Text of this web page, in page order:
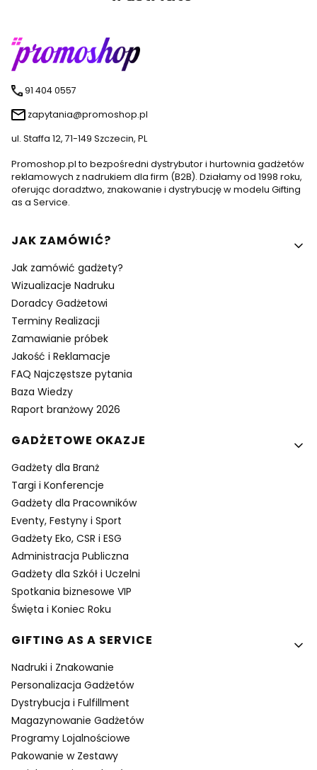
91 404 0557
zapytania@promoshop.pl
ul. Staffa 12, 71-149 Szczecin, PL
Promoshop.pl to bezpośredni dystrybutor i hurtownia gadżetów
reklamowych z nadrukiem dla firm (B2B). Działamy od 1998 roku,
oferując doradztwo, znakowanie i dystrybucję w modelu Gifting
as a Service.
Linki w stopce
JAK ZAMÓWIĆ?
Jak zamówić gadżety?
Wizualizacje Nadruku
Doradcy Gadżetowi
Terminy Realizacji
Zamawianie próbek
Jakość i Reklamacje
FAQ Najczęstsze pytania
Baza Wiedzy
Raport branżowy 2026
GADŻETOWE OKAZJE
Gadżety dla Branż
Targi i Konferencje
Gadżety dla Pracowników
Eventy, Festyny i Sport
Gadżety Eko, CSR i ESG
Administracja Publiczna
Gadżety dla Szkół i Uczelni
Spotkania biznesowe VIP
Święta i Koniec Roku
GIFTING AS A SERVICE
Nadruki i Znakowanie
Personalizacja Gadżetów
Dystrybucja i Fulfillment
Magazynowanie Gadżetów
Programy Lojalnościowe
Pakowanie w Zestawy